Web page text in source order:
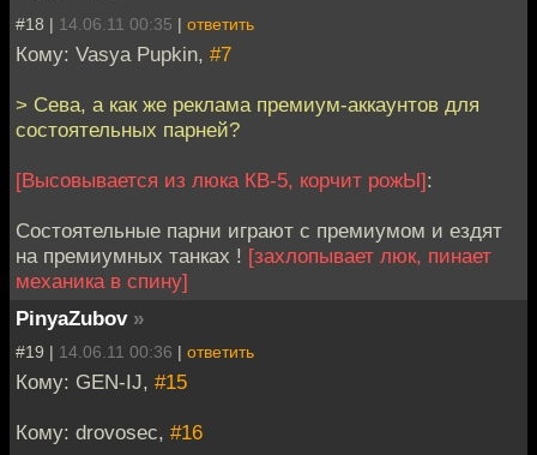
#18 | 14.06.11 00:35 | ответить
Кому: Vasya Pupkin, #7
> Сева, а как же реклама премиум-аккаунтов для
состоятельных парней?
[Высовывается из люка КВ-5, корчит рожЫ]:
Cостоятельные парни играют с премиумом и ездят
на премиумных танках ! [захлопывает люк, пинает
механика в спину]
PinyaZubov »
#19 | 14.06.11 00:36 | ответить
Кому: GEN-IJ, #15
Кому: drovosec, #16